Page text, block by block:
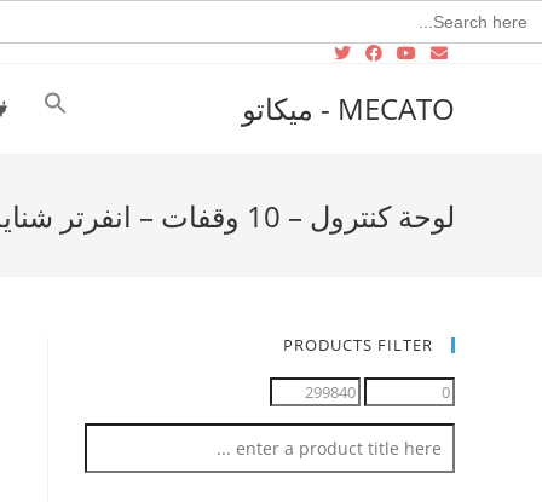
Search
for:
MECATO - ميكاتو
لوحة كنترول – 10 وقفات – انفرتر شنايدر – كارت كاس
PRODUCTS FILTER